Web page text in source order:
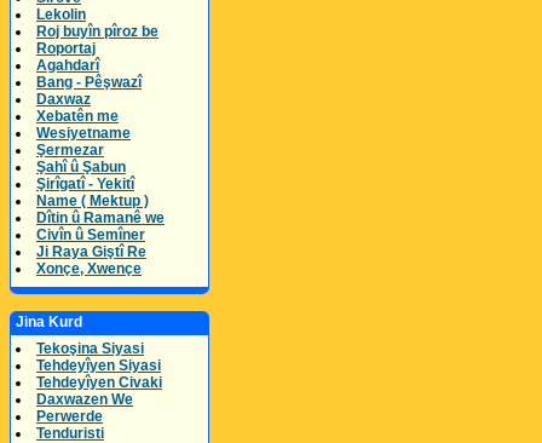
Lekolin
Roj buyîn pîroz be
Roportaj
Agahdarî
Bang - Pêşwazî
Daxwaz
Xebatên me
Wesiyetname
Şermezar
Şahî û Şabun
Şirîgatî - Yekitî
Name ( Mektup )
Dîtin û Ramanê we
Civîn û Semîner
Ji Raya Giştî Re
Xonçe, Xwençe
Jina Kurd
Tekoşina Siyasi
Tehdeyîyen Siyasi
Tehdeyîyen Civaki
Daxwazen We
Perwerde
Tenduristi